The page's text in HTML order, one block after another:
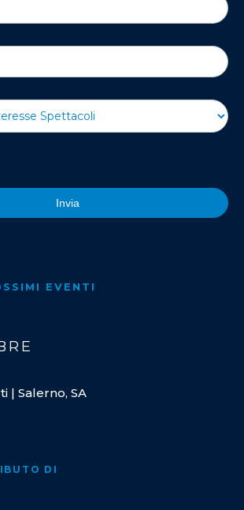
Invia
EVENTI
| Salerno, SA
DI